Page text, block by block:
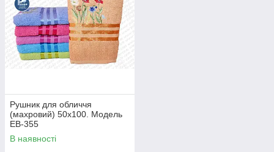
Рушник для обличчя
(махровий) 50х100. Модель
EB-355
В наявності